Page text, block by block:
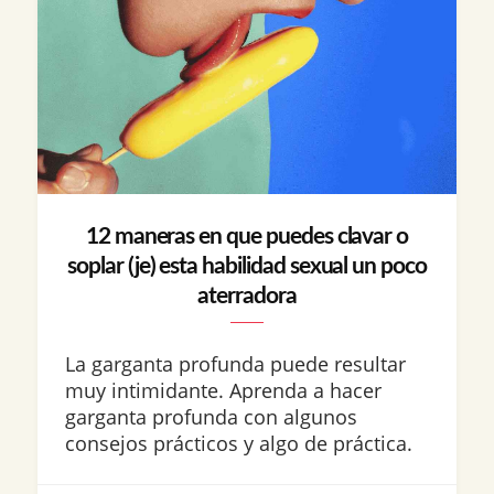
12 maneras en que puedes clavar o
soplar (je) esta habilidad sexual un poco
aterradora
La garganta profunda puede resultar
muy intimidante. Aprenda a hacer
garganta profunda con algunos
consejos prácticos y algo de práctica.